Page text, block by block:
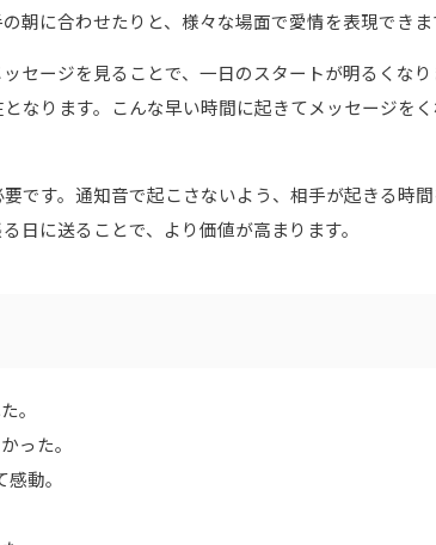
朝に合わせたりと、様々な場面で愛情を表現できま
セージを見ることで、一日のスタートが明るくな
なります。こんな早い時間に起きてメッセージを
です。通知音で起こさないよう、相手が起きる時
日に送ることで、より価値が高まります。
。
った。
動。